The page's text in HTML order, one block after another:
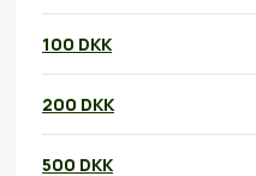
100 DKK
200 DKK
500 DKK